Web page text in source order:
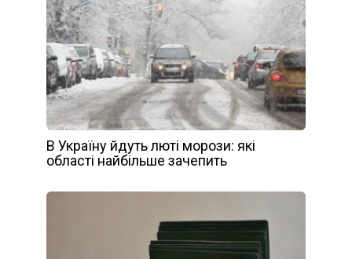
В Україну йдуть люті морози: які
області найбільше зачепить